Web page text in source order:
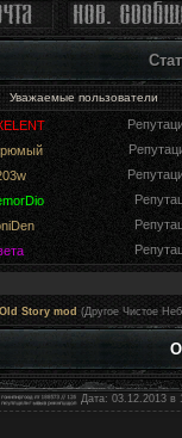
Уважаемые пользователи
Old Story mod (Другое Чистое
Дата: 03.12.2013 в